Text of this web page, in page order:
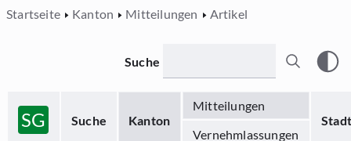
Startseite Kanton Mitteilungen Artikel
SG Suche Kanton
Mitteilungen
Stadt
Vernehmlassungen
Suche